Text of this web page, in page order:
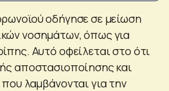
οδήγησε σε μείωση
νοσημάτων, όπως για
Αυτό οφείλεται στο ότι
αποστασιοποίησης και
που λαμβάνονται για την